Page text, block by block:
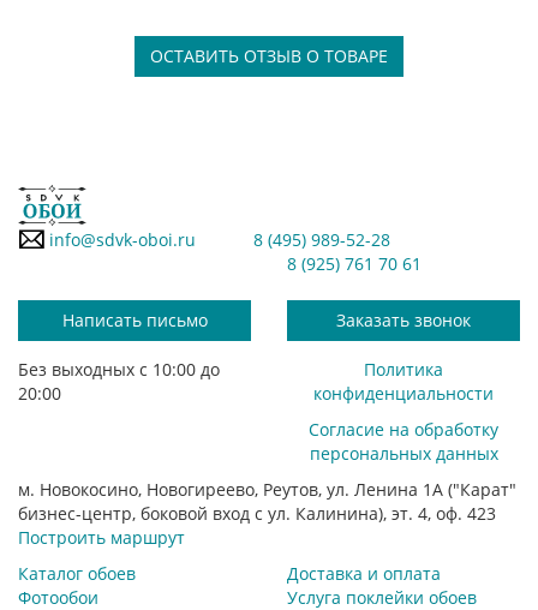
ОСТАВИТЬ ОТЗЫВ О ТОВАРЕ
info@sdvk-oboi.ru
8 (495) 989-52-28
8 (925) 761 70 61
Написать письмо Заказать звонок
Без выходных с 10:00 до
20:00
Политика
конфиденциальности
Согласие на обработку
персональных данных
м. Новокосино, Новогиреево, Реутов, ул. Ленина 1А ("Карат"
бизнес-центр, боковой вход с ул. Калинина), эт. 4, оф. 423
Построить маршрут
Каталог обоев
Фотообои
Доставка и оплата
Услуга поклейки обоев